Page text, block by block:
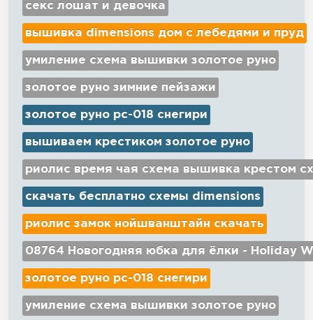
секс лошат и девочка
вышивка dimensions дом с лебедями и пруд
умиление схема вышивки золотое руно
золотое руно зимние пейзажи
золотое руно рс-018 снегири
вышиваем крестиком золотое руно
риолис время чая схема вышивка крестом
скачать бесплатно схемы dimensions
риолис замок нойшванштайн скачать
08764 Новогодняя юбка для ёлки - Holiday
золотое руно рс-018 снегири
умиление схема вышивки золотое руно